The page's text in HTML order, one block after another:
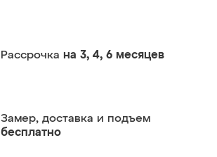
Рассрочка на 3, 4, 6 месяцев
Замер, доставка и подъем
бесплатно